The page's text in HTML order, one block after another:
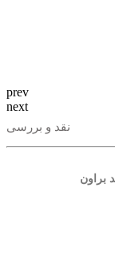
prev
next
نقد و بررسی